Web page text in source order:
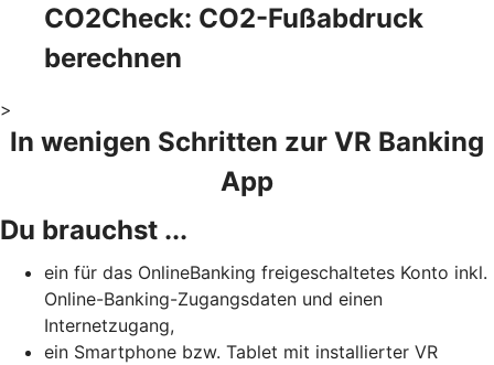
CO2Check: CO2-Fußabdruck
berechnen
>
In wenigen Schritten zur VR Banking
App
Du brauchst ...
ein für das OnlineBanking freigeschaltetes Konto inkl.
Online-Banking-Zugangsdaten und einen
Internetzugang,
ein Smartphone bzw. Tablet mit installierter VR